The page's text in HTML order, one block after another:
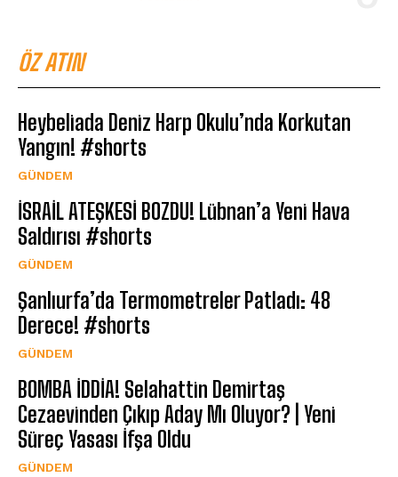
ÖZ ATIN
Heybeliada Deniz Harp Okulu’nda Korkutan
Yangın! #shorts
GÜNDEM
İSRAİL ATEŞKESİ BOZDU! Lübnan’a Yeni Hava
Saldırısı #shorts
GÜNDEM
Şanlıurfa’da Termometreler Patladı: 48
Derece! #shorts
GÜNDEM
BOMBA İDDİA! Selahattin Demirtaş
Cezaevinden Çıkıp Aday Mı Oluyor? | Yeni
Süreç Yasası İfşa Oldu
GÜNDEM